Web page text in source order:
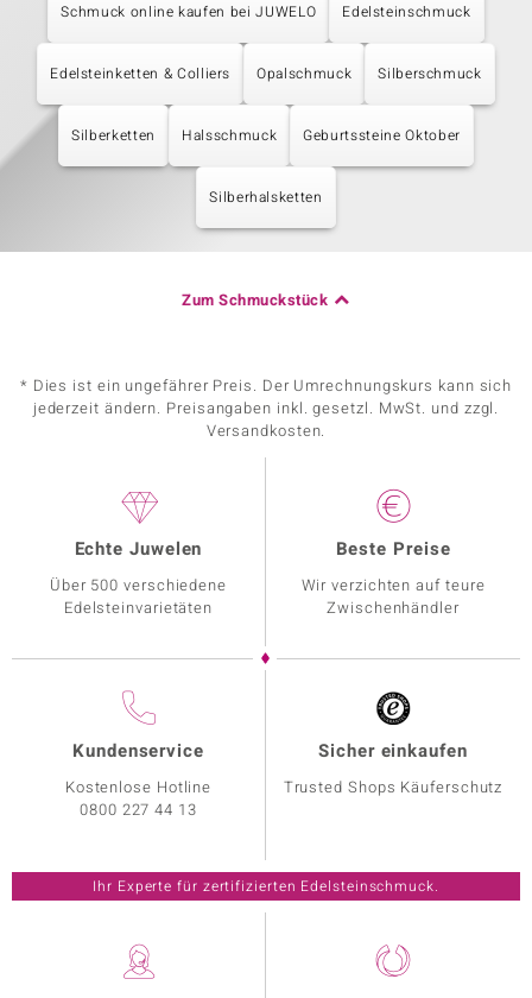
Schmuck online kaufen bei JUWELO Edelsteinschmuck
Edelsteinketten & Colliers Opalschmuck Silberschmuck
Silberketten Halsschmuck Geburtssteine Oktober
Silberhalsketten
Zum Schmuckstück
* Dies ist ein ungefährer Preis. Der Umrechnungskurs kann sich
jederzeit ändern. Preisangaben inkl. gesetzl. MwSt. und zzgl.
Versandkosten.
Echte Juwelen
Über 500 verschiedene
Edelsteinvarietäten
Beste Preise
Wir verzichten auf teure
Zwischenhändler
Kundenservice
Kostenlose Hotline
0800 227 44 13
Sicher einkaufen
Trusted Shops Käuferschutz
Ihr Experte für zertifizierten Edelsteinschmuck.